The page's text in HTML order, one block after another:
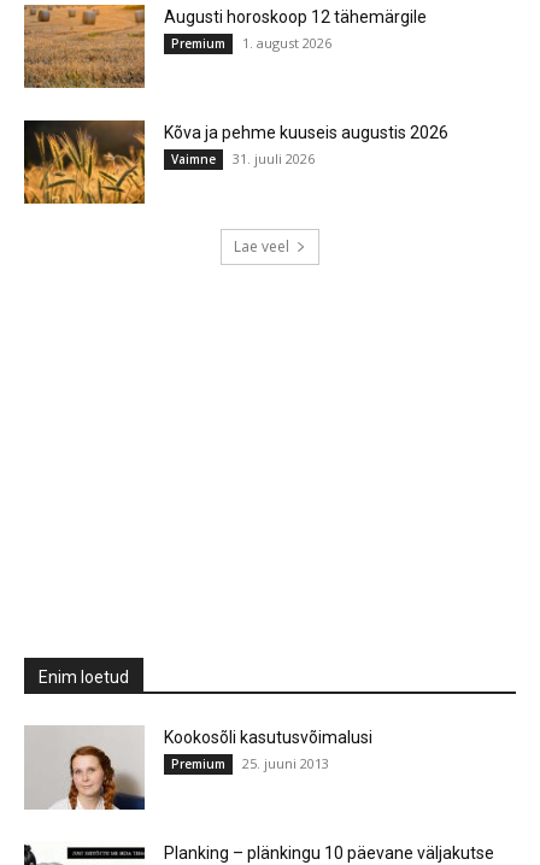
Augusti horoskoop 12 tähemärgile
Premium 1. august 2026
Kõva ja pehme kuuseis augustis 2026
Vaimne 31. juuli 2026
Lae veel
Enim loetud
Kookosõli kasutusvõimalusi
Premium 25. juuni 2013
Planking – plänkingu 10 päevane väljakutse